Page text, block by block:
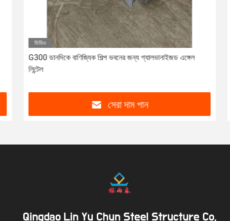
ভিডিও
G300 ডানদিকে বাণিজ্যিক শিল্প ভবনের জন্য গ্যালভানাইজড এঙ্গেল
লিন্টেল
সেরা দাম পান
Qingdao Lin Yu Chun Steel Structure Co.